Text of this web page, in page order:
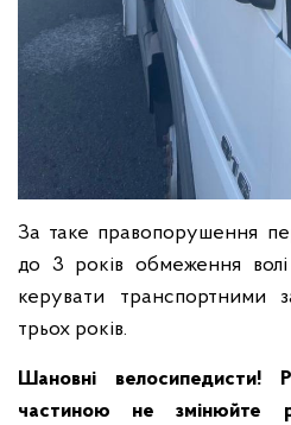
За таке правопорушення
до 3 років обмеження
керувати транспортними
трьох років.
Шановні велосипедисти!
частиною не змінюйте